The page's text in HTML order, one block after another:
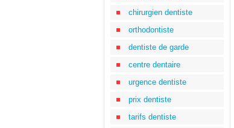
chirurgien dentiste
orthodontiste
dentiste de garde
centre dentaire
urgence dentiste
prix dentiste
tarifs dentiste